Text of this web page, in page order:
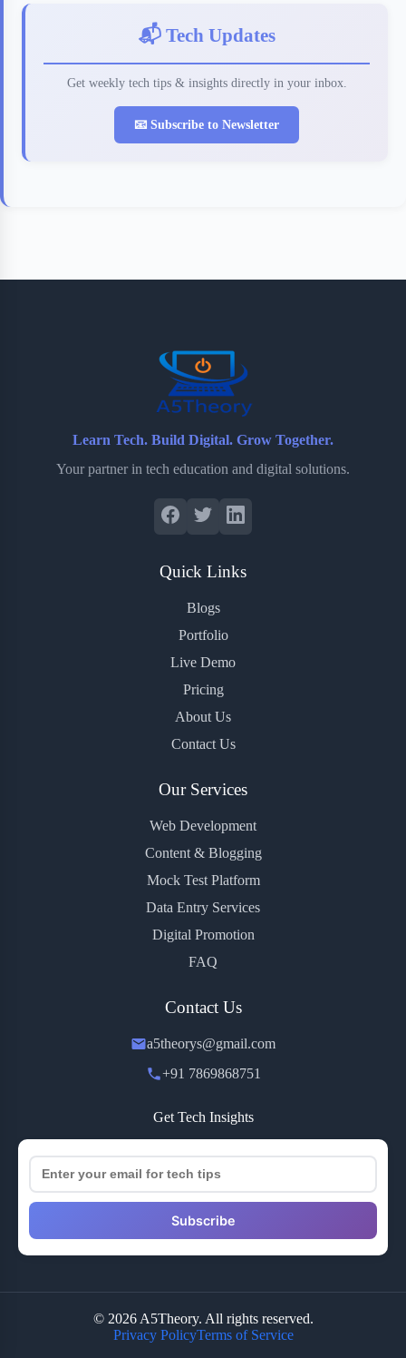
📬 Tech Updates
Get weekly tech tips & insights directly in your inbox.
📧 Subscribe to Newsletter
Learn Tech. Build Digital. Grow Together.
Your partner in tech education and digital solutions.
Quick Links
Blogs
Portfolio
Live Demo
Pricing
About Us
Contact Us
Our Services
Web Development
Content & Blogging
Mock Test Platform
Data Entry Services
Digital Promotion
FAQ
Contact Us
a5theorys@gmail.com
+91 7869868751
Get Tech Insights
Subscribe
© 2026 A5Theory. All rights reserved.
Privacy PolicyTerms of Service